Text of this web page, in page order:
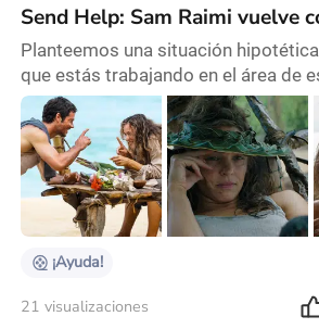
Send Help: Sam Raimi vuelve
Planteemos una situación
que estás trabajando en el área de
planificación de una empresa, tus
ignoran o se burlan a tus espaldas,
el crédito por tu arduo trabajo, tu
deja en claro que va a hacerte la vida
el ascenso que te prometieron hace
persona de la noche a la mañana y
¡Ayuda!
21 visualizaciones